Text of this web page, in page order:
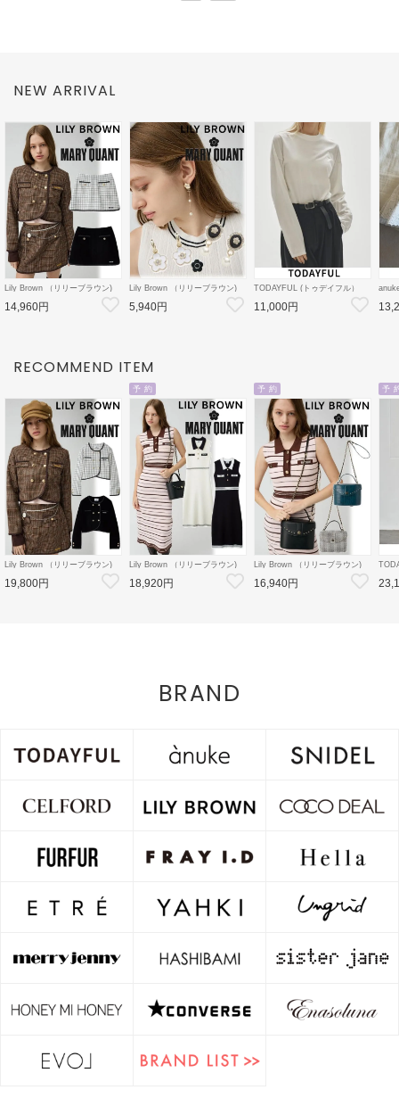
NEW ARRIVAL
Lily Brown （リリーブラウン)
【LB×MARY QUANT】ミニス
カート 26秋冬
【LWFS264101】フレアスカー
14,960円
Lily Brown （リリーブラウン)
【LB×MARY QUANT】バリエ
ーションピアス 26秋冬
【LWGA264322】ピアス・イヤ
5,940円
TODAYFUL (トゥデイフル）
Cotton Useful Long T-shirts 26
秋冬【12620605】Tシャツ
11,000円
【
26
RECOMMEND ITEM
Lily Brown （リリーブラウン)
【LB×MARY QUANT】ダブル
ボタンジャケット 26秋冬
【LWFJ264100】ジャケット
19,800円
予 約
Lily Brown （リリーブラウン)
【LB×MARY QUANT】ポロニ
ットワンピース 26秋冬予約
【LWNO264110】フレアワンピ
18,920円
予 約
Lily Brown （リリーブラウン)
【LB×MARY QUANT】スタッ
ズバニティバッグ 26秋冬予約
【LWGB264343】ハンド・ショ
16,940円
予
26秋
BRAND